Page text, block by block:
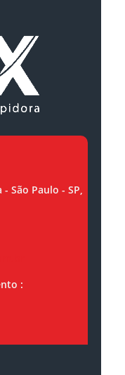
São Paulo - SP,
: